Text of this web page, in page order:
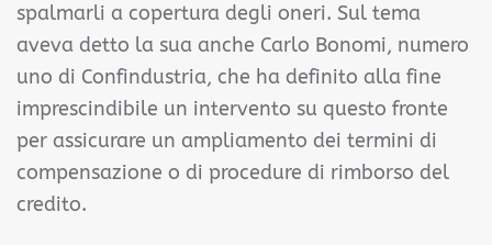
spalmarli a copertura degli oneri. Sul tema
aveva detto la sua anche Carlo Bonomi, numero
uno di Confindustria, che ha definito alla fine
imprescindibile un intervento su questo fronte
per assicurare un ampliamento dei termini di
compensazione o di procedure di rimborso del
credito.